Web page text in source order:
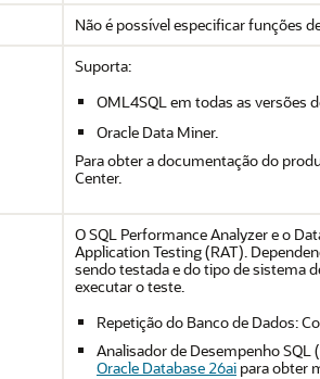
Não é possível especificar funções
Suporta:
OML4SQL em todas as versões
Oracle Data Miner.
Para obter a documentação do
Center.
O SQL Performance Analyzer e o
Application Testing (RAT).
sendo testada e do tipo de sistema
executar o teste.
Repetição do Banco de Dados:
Analisador de Desempenho SQL
Oracle Database 26ai para obter